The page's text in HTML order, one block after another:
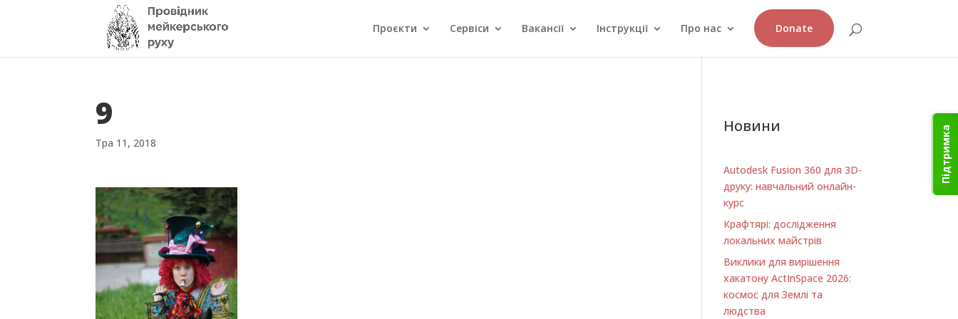
Підтримка
Проєкти Сервіси Вакансії Інструкції Про нас Donate
9
Тра 11, 2018
Новини
Autodesk Fusion 360 для 3D-
друку: навчальний онлайн-
курс
Крафтярі: дослідження
локальних майстрів
Виклики для вирішення
хакатону ActInSpace 2026:
космос для Землі та
людства